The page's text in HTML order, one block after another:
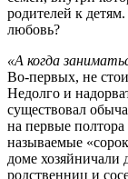
родителей к
любовь?
«А когда
Во-первых, не
Недолго и
существовал
на первые
называемые
доме
родственниц и